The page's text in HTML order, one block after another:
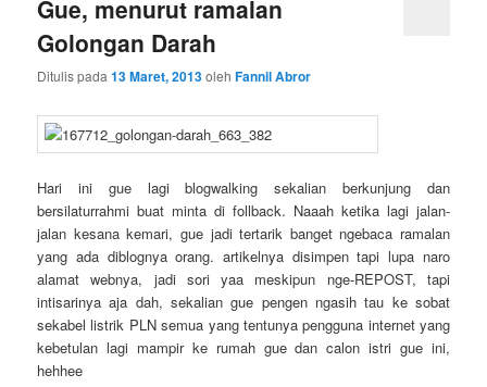
Gue, menurut ramalan
Golongan Darah
Ditulis pada13 Maret, 2013olehFannil Abror
Hari ini gue lagi blogwalking sekalian berkunjung dan
bersilaturrahmi buat minta di follback. Naaah ketika lagi jalan-
jalan kesana kemari, gue jadi tertarik banget ngebaca ramalan
yang ada diblognya orang. artikelnya disimpen tapi lupa naro
alamat webnya, jadi sori yaa meskipun nge-REPOST, tapi
intisarinya aja dah, sekalian gue pengen ngasih tau ke sobat
sekabel listrik PLN semua yang tentunya pengguna internet yang
kebetulan lagi mampir ke rumah gue dan calon istri gue ini,
hehhee